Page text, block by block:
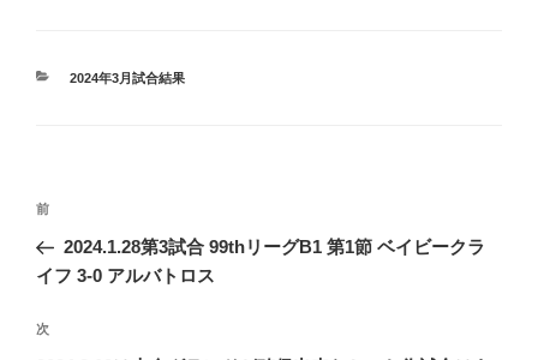
カ
2024年3月試合結果
投
稿
ナ
ゲ
前
の
投
前
2024.1.28第3試合 99thリーグB1 第1節 ベイビークラ
イフ 3-0 アルバトロス
次
次